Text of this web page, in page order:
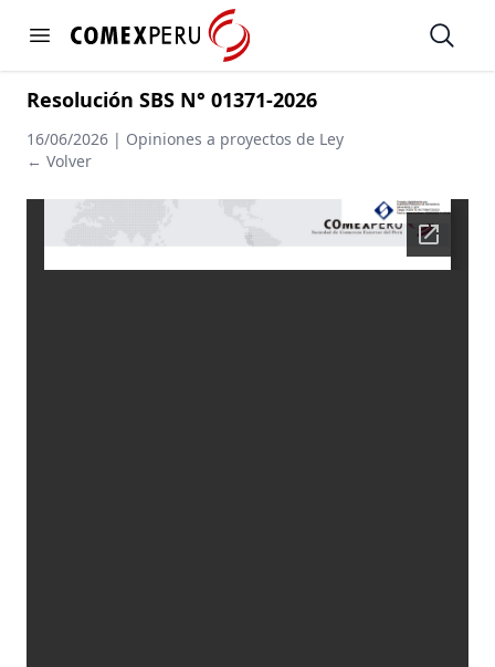
Open menu
https://www.comexperu.org.pe Open
Resolución SBS N° 01371-2026
16/06/2026 | Opiniones a proyectos de Ley
← Volver